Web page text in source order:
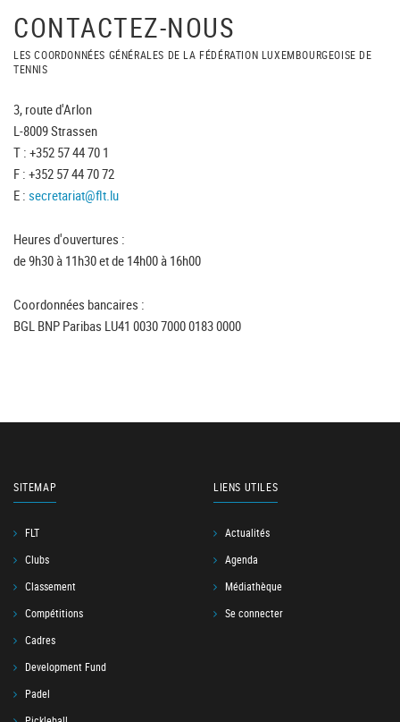
CONTACTEZ-NOUS
LES COORDONNÉES GÉNÉRALES DE LA FÉDÉRATION LUXEMBOURGEOISE DE
TENNIS
3, route d'Arlon
L-8009 Strassen
T : +352 57 44 70 1
F : +352 57 44 70 72
E : secretariat@flt.lu
Heures d'ouvertures :
de 9h30 à 11h30 et de 14h00 à 16h00
Coordonnées bancaires :
BGL BNP Paribas LU41 0030 7000 0183 0000
SITEMAP
FLT
Clubs
Classement
Compétitions
Cadres
Development Fund
Padel
LIENS UTILES
Actualités
Agenda
Médiathèque
Se connecter